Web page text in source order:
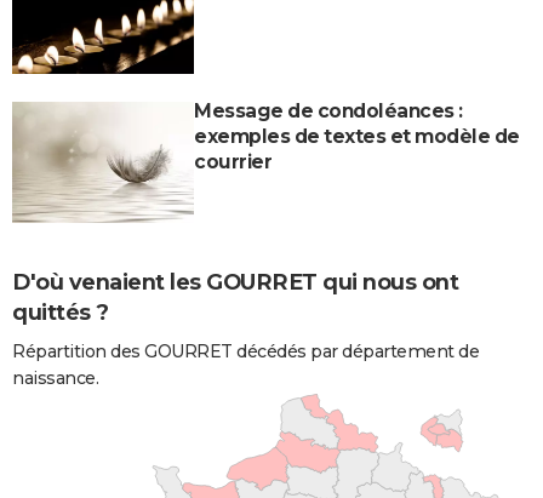
Message de condoléances :
exemples de textes et modèle de
courrier
D'où venaient les GOURRET qui nous ont
quittés ?
Répartition des GOURRET décédés par département de
naissance.